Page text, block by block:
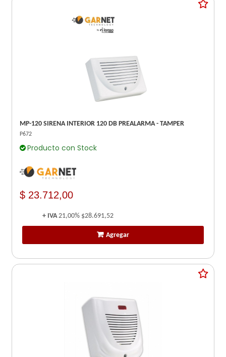
MP-120 SIRENA INTERIOR 120 DB PREALARMA - TAMPER
P672
Producto con Stock
$ 23.712,00
+ IVA21,00% $28.691,52
Agregar